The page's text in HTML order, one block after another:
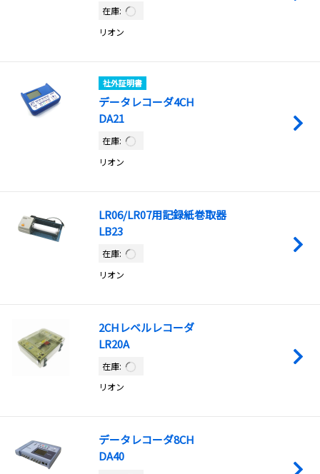
在庫:
リオン
社外証明書
データレコーダ4CH
DA21
在庫:
リオン
LR06/LR07用記録紙巻取器
LB23
在庫:
リオン
2CHレベルレコーダ
LR20A
在庫:
リオン
データレコーダ8CH
DA40